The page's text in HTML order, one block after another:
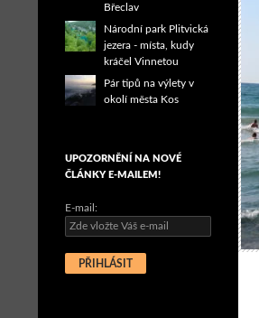
Břeclav
Národní park Plitvická
jezera - místa, kudy
kráčel Vinnetou
Pár tipů na výlety v
okolí města Kos
UPOZORNĚNÍ NA NOVÉ
ČLÁNKY E-MAILEM!
E-mail: